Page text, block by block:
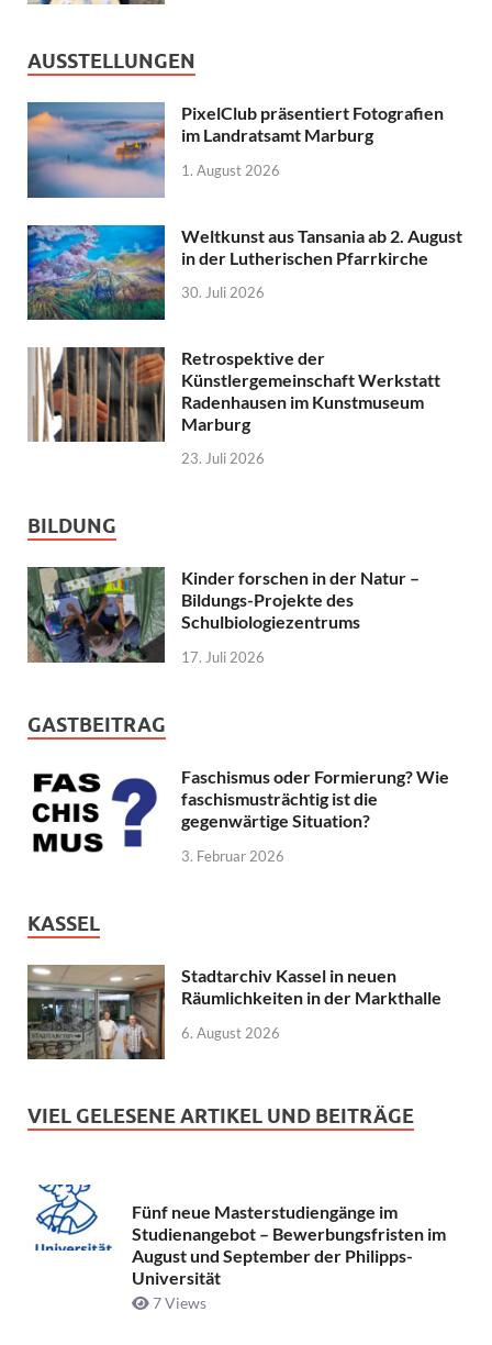
AUSSTELLUNGEN
PixelClub präsentiert Fotografien
im Landratsamt Marburg
1. August 2026
Weltkunst aus Tansania ab 2. August
in der Lutherischen Pfarrkirche
30. Juli 2026
Retrospektive der
Künstlergemeinschaft Werkstatt
Radenhausen im Kunstmuseum
Marburg
23. Juli 2026
BILDUNG
Kinder forschen in der Natur –
Bildungs-Projekte des
Schulbiologiezentrums
17. Juli 2026
GASTBEITRAG
Faschismus oder Formierung? Wie
faschismusträchtig ist die
gegenwärtige Situation?
3. Februar 2026
KASSEL
Stadtarchiv Kassel in neuen
Räumlichkeiten in der Markthalle
6. August 2026
VIEL GELESENE ARTIKEL UND BEITRÄGE
Fünf neue Masterstudiengänge im
Studienangebot – Bewerbungsfristen im
August und September der Philipps-
Universität
7 Views